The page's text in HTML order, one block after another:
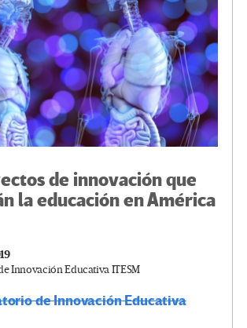
tir
de innovación que
la educación en América
Innovación Educativa ITESM
de Innovación Educativa